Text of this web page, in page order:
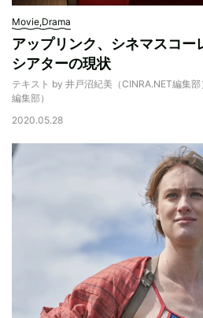
Movie,Drama
アップリンク、シネマスコー
シアターの現状
テキスト by 井戸沼紀美（CINRA.NET編集
編集部）
2020.05.28